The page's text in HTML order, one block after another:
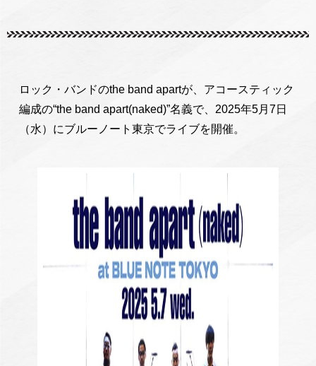
ロック・バンドのthe band apartが、アコースティック
編成の“the band apart(naked)”名義で、2025年5月7日
（水）にブルーノート東京でライブを開催。